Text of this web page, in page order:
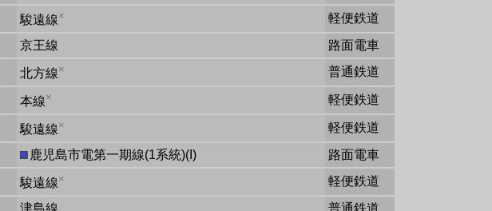
駿遠線×
軽便鉄道
京王線
路面電車
北方線× 普通鉄道
本線× 軽便鉄道
駿遠線×
軽便鉄道
■ 鹿児島市電第一期線(1系統)(I)
路面電車
駿遠線×
軽便鉄道
津島線 普通鉄道